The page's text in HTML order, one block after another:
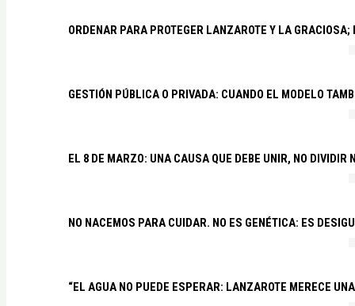
ORDENAR PARA PROTEGER LANZAROTE Y LA
GESTIÓN PÚBLICA O PRIVADA: CUANDO EL MODELO
EL 8 DE MARZO: UNA CAUSA QUE DEBE UNIR, NO DIVIDIR
NO NACEMOS PARA CUIDAR. NO ES GENÉTICA: ES
“EL AGUA NO PUEDE ESPERAR: LANZAROTE MERECE